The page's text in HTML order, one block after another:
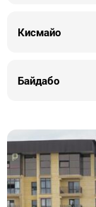
Кисмайо
Байдабо